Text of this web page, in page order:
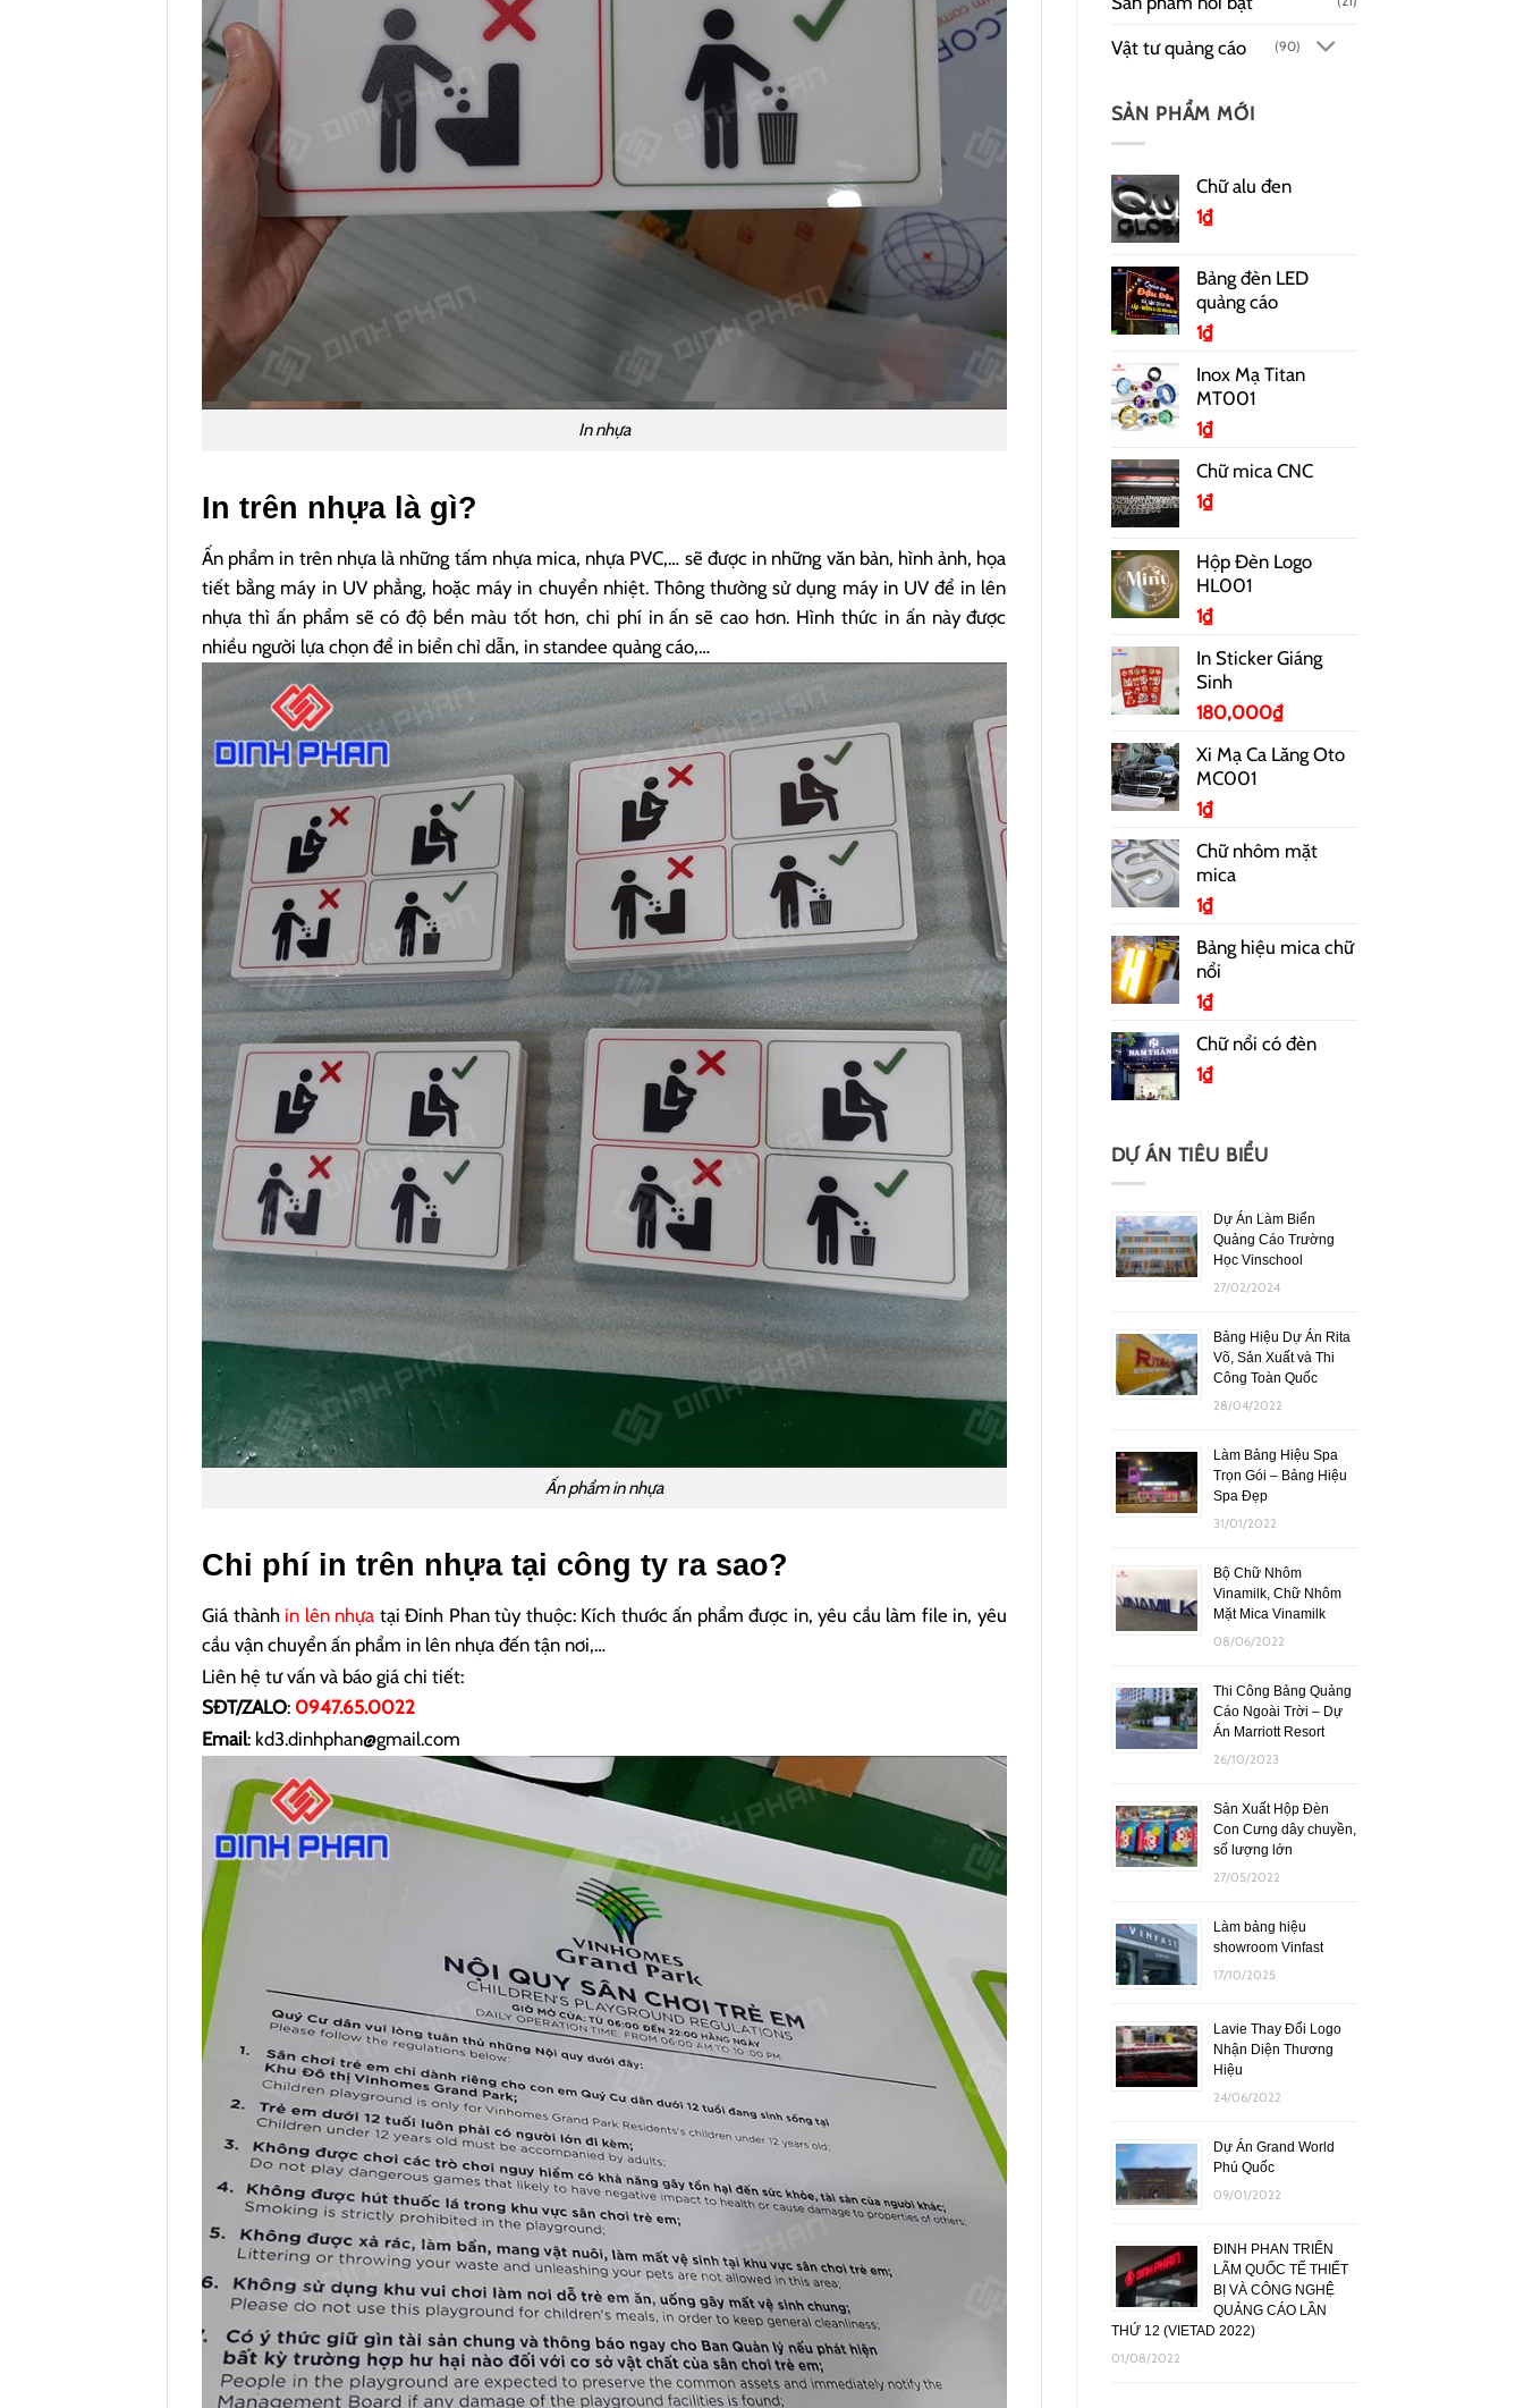
Vật tư quảng cáo (90)
SẢN PHẨM MỚI
Chữ alu đen
1₫
Bảng đèn LED
quảng cáo
1₫
Inox Mạ Titan
MT001
1₫
Chữ mica CNC
1₫
Hộp Đèn Logo
HL001
1₫
In Sticker Giáng
Sinh
180,000₫
Xi Mạ Ca Lăng Oto
MC001
1₫
Chữ nhôm mặt
mica
1₫
Bảng hiệu mica chữ
nổi
1₫
Chữ nổi có đèn
1₫
DỰ ÁN TIÊU BIỂU
Dự Án Làm Biển
Quảng Cáo Trường
Học Vinschool
27/02/2024
Bảng Hiệu Dự Án Rita
Võ, Sản Xuất và Thi
Công Toàn Quốc
28/04/2022
Làm Bảng Hiệu Spa
Trọn Gói – Bảng Hiệu
Spa Đẹp
31/01/2022
Bộ Chữ Nhôm
Vinamilk, Chữ Nhôm
Mặt Mica Vinamilk
08/06/2022
Thi Công Bảng Quảng
Cáo Ngoài Trời – Dự
Án Marriott Resort
26/10/2023
Sản Xuất Hộp Đèn
Con Cưng dây chuyền,
số lượng lớn
27/05/2022
Làm bảng hiệu
showroom Vinfast
17/10/2025
Lavie Thay Đổi Logo
Nhận Diện Thương
Hiệu
24/06/2022
Dự Án Grand World
Phú Quốc
09/01/2022
ĐINH PHAN TRIỂN
LÃM QUỐC TẾ THIẾT
BỊ VÀ CÔNG NGHỆ
QUẢNG CÁO LẦN
THỨ 12 (VIETAD 2022)
01/08/2022
In nhựa
In trên nhựa là gì?
Ấn phẩm in trên nhựa là những tấm nhựa mica, nhựa PVC,… sẽ được in những văn bản, hình ảnh, họa
tiết bằng máy in UV phẳng, hoặc máy in chuyển nhiệt. Thông thường sử dụng máy in UV để in lên
nhựa thì ấn phẩm sẽ có độ bền màu tốt hơn, chi phí in ấn sẽ cao hơn. Hình thức in ấn này được
nhiều người lựa chọn để in biển chỉ dẫn, in standee quảng cáo,…
Ấn phẩm in nhựa
Chi phí in trên nhựa tại công ty ra sao?
Giá thành in lên nhựa tại Đinh Phan tùy thuộc: Kích thước ấn phẩm được in, yêu cầu làm file in, yêu
cầu vận chuyển ấn phẩm in lên nhựa đến tận nơi,…
Liên hệ tư vấn và báo giá chi tiết:
SĐT/ZALO: 0947.65.0022
Email: kd3.dinhphan@gmail.com